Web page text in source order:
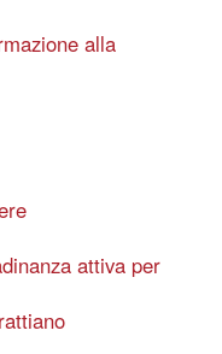
alla
attiva per